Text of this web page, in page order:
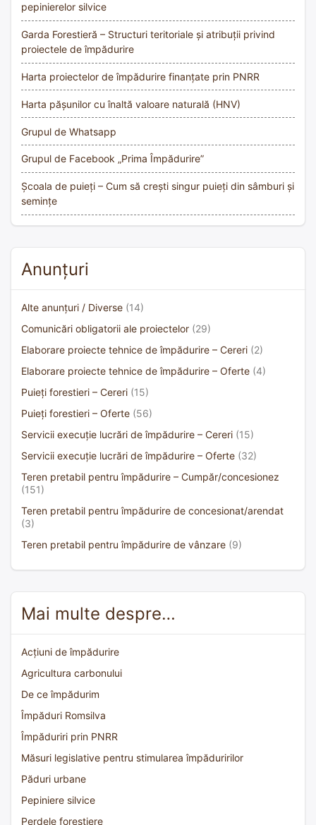
pepinierelor silvice
Garda Forestieră – Structuri teritoriale și atribuții privind
proiectele de împădurire
Harta proiectelor de împădurire finanțate prin PNRR
Harta pășunilor cu înaltă valoare naturală (HNV)
Grupul de Whatsapp
Grupul de Facebook „Prima Împădurire”
Școala de puieți – Cum să crești singur puieți din sâmburi și
semințe
Anunțuri
Alte anunțuri / Diverse (14)
Comunicări obligatorii ale proiectelor (29)
Elaborare proiecte tehnice de împădurire – Cereri (2)
Elaborare proiecte tehnice de împădurire – Oferte (4)
Puieți forestieri – Cereri (15)
Puieți forestieri – Oferte (56)
Servicii execuție lucrări de împădurire – Cereri (15)
Servicii execuție lucrări de împădurire – Oferte (32)
Teren pretabil pentru împădurire – Cumpăr/concesionez
(151)
Teren pretabil pentru împădurire de concesionat/arendat
(3)
Teren pretabil pentru împădurire de vânzare (9)
Mai multe despre…
Acțiuni de împădurire
Agricultura carbonului
De ce împădurim
Împăduri Romsilva
Împăduriri prin PNRR
Măsuri legislative pentru stimularea împăduririlor
Păduri urbane
Pepiniere silvice
Perdele forestiere